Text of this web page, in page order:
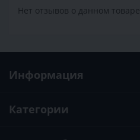
Нет отзывов о данном товаре.
Информация
Категории